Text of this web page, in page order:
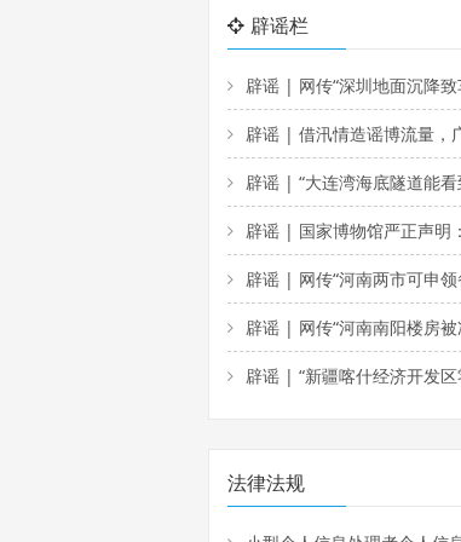
辟谣栏
辟谣 | 网传“深圳地面沉降致车辆损坏”
辟谣 | 借汛情造谣博流量，广西横州18人被依
辟谣 | “大连湾海底隧道能看到鲨鱼”系
辟谣 | 国家博物馆严正声明：从未授权馆
辟谣 | 网传“河南两市可申领备孕补贴”
辟谣 | 网传“河南南阳楼房被冲进河中”系
辟谣 | “新疆喀什经济开发区零地价供地免租金”
法律法规